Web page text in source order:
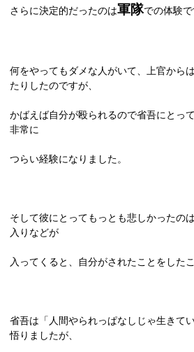
さらに決定的だったのは軍隊での体験で
何をやってもダメな人がいて、上官から
たりしたのですが、
かばえば自分が殴られるので省吾にとっ
非常に
つらい経験になりました。
そして彼にとってもっとも悲しかったの
入りなどが
入ってくると、自分がされたことをしたこ
省吾は「人間やられっぱなしじゃ生きて
悟りましたが、